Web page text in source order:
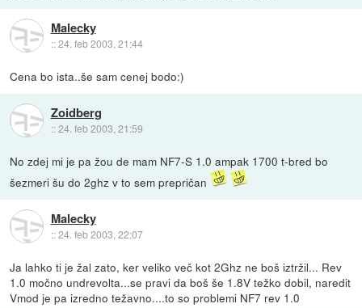
Malecky
::24. feb 2003, 21:44
Cena bo ista..še sam cenej bodo:)
Zoidberg
::24. feb 2003, 21:59
No zdej mi je pa žou de mam NF7-S 1.0 ampak 1700 t-bred bo
šezmeri šu do 2ghz v to sem prepričan
Malecky
::24. feb 2003, 22:07
Ja lahko ti je žal zato, ker veliko več kot 2Ghz ne boš iztržil... Rev
1.0 močno undrevolta...se pravi da boš še 1.8V težko dobil, naredit
Vmod je pa izredno težavno....to so problemi NF7 rev 1.0